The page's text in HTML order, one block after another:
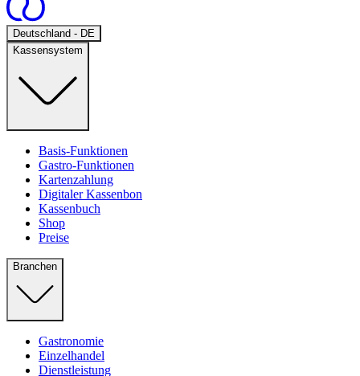
Deutschland - DE
Kassensystem
Basis-Funktionen
Gastro-Funktionen
Kartenzahlung
Digitaler Kassenbon
Kassenbuch
Shop
Preise
Branchen
Gastronomie
Einzelhandel
Dienstleistung